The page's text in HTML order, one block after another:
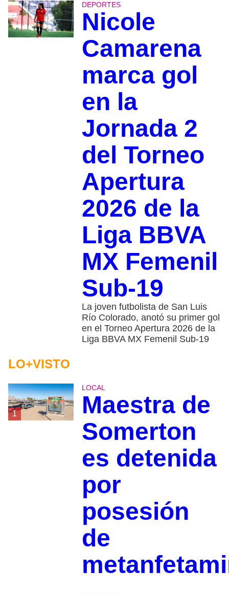
DEPORTES
Nicole
Camarena
marca gol
en la
Jornada 2
del Torneo
Apertura
2026 de la
Liga BBVA
MX Femenil
Sub-19
La joven futbolista de San Luis
Río Colorado, anotó su primer gol
en el Torneo Apertura 2026 de la
Liga BBVA MX Femenil Sub-19
LO+VISTO
1
LOCAL
Maestra de
Somerton
es detenida
por
posesión
de